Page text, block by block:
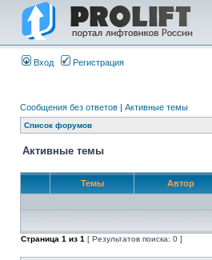
Вход Регистрация
Сообщения без ответов | Активные темы
Список форумов
Активные темы
Темы Автор
Страница 1 из 1 [ Результатов поиска: 0 ]